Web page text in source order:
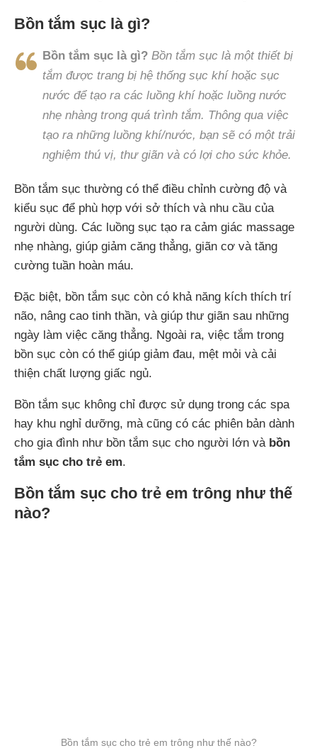
Bồn tắm sục là gì?
Bồn tắm sục là gì? Bồn tắm sục là một thiết bị
tắm được trang bị hệ thống sục khí hoặc sục
nước để tạo ra các luồng khí hoặc luồng nước
nhẹ nhàng trong quá trình tắm. Thông qua việc
tạo ra những luồng khí/nước, bạn sẽ có một trải
nghiệm thú vị, thư giãn và có lợi cho sức khỏe.
Bồn tắm sục thường có thể điều chỉnh cường độ và
kiểu sục để phù hợp với sở thích và nhu cầu của
người dùng. Các luồng sục tạo ra cảm giác massage
nhẹ nhàng, giúp giảm căng thẳng, giãn cơ và tăng
cường tuần hoàn máu.
Đặc biệt, bồn tắm sục còn có khả năng kích thích trí
não, nâng cao tinh thần, và giúp thư giãn sau những
ngày làm việc căng thẳng. Ngoài ra, việc tắm trong
bồn sục còn có thể giúp giảm đau, mệt mỏi và cải
thiện chất lượng giấc ngủ.
Bồn tắm sục không chỉ được sử dụng trong các spa
hay khu nghỉ dưỡng, mà cũng có các phiên bản dành
cho gia đình như bồn tắm sục cho người lớn và bồn
tắm sục cho trẻ em.
Bồn tắm sục cho trẻ em trông như thế
nào?
Bồn tắm sục cho trẻ em trông như thế nào?